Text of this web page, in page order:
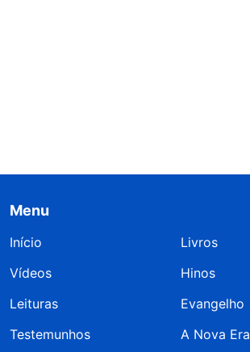
Menu
Início
Livros
Vídeos
Hinos
Leituras
Evangelho
Testemunhos
A Nova Era